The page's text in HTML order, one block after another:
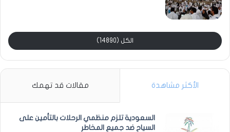
الكل (14890)
الأكثر مشاهدة مقالات قد تهمك
السعودية تلزم منظمي الرحلات بالتأمين على
السياح ضد جميع المخاطر